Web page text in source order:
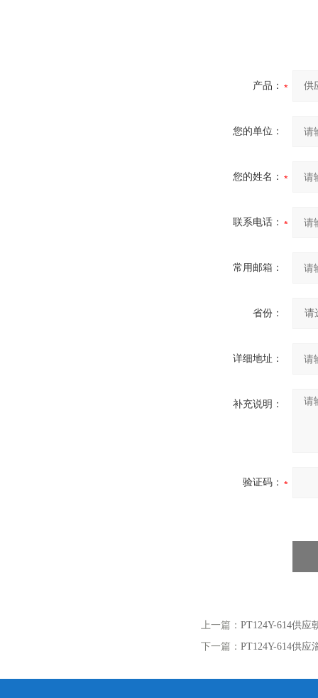
产品：
您的单位：
您的姓名：
联系电话：
常用邮箱：
省份：
详细地址：
补充说明：
验证码：
上一篇： PT124Y-614供应
下一篇： PT124Y-614供